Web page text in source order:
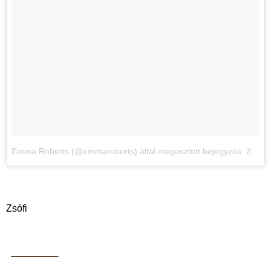
Emma Roberts (@emmaroberts) által megosztott bejegyzés, 2017. Ápr 23., 17:41 PDT
Zsófi